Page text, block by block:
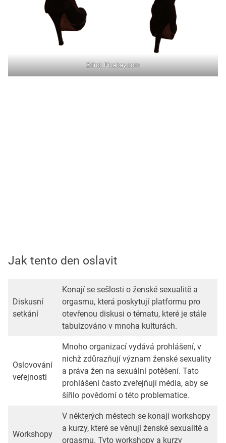
Zdroj: Pixabay.com
Jak tento den oslavit
Diskusní
setkání
Konají se sešlosti o ženské sexualitě a
orgasmu, která poskytují platformu pro
otevřenou diskusi o tématu, které je stále
tabuizováno v mnoha kulturách.
Oslovování
veřejnosti
Mnoho organizací vydává prohlášení, v
nichž zdůrazňují význam ženské sexuality
a práva žen na sexuální potěšení. Tato
prohlášení často zveřejňují média, aby se
šířilo povědomí o této problematice.
Workshopy
V některých městech se konají workshopy
a kurzy, které se věnují ženské sexualitě a
orgasmu. Tyto workshopy a kurzy